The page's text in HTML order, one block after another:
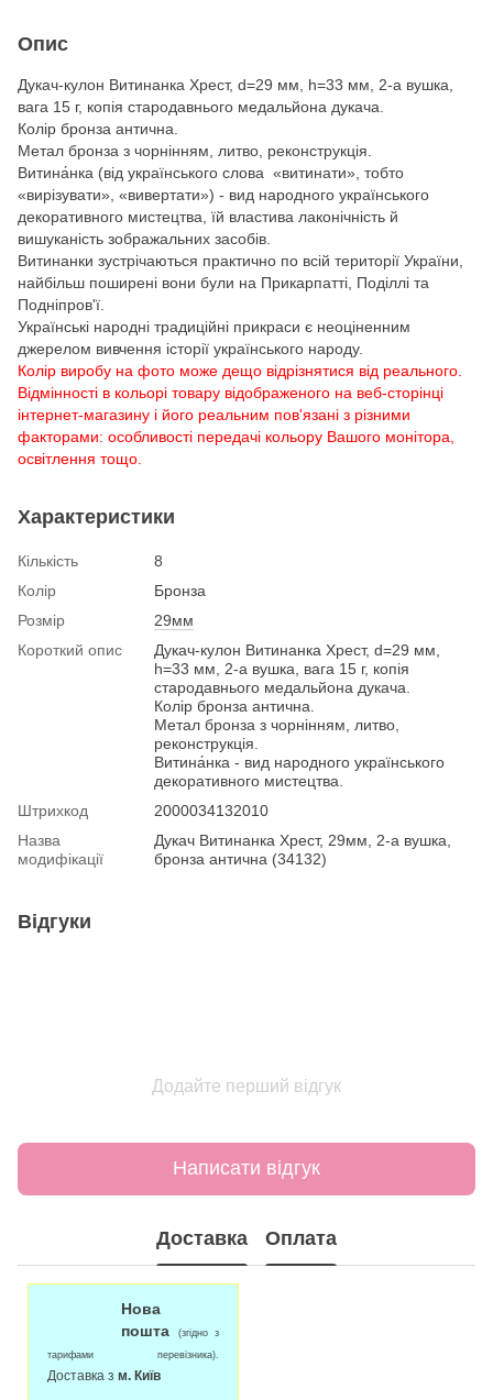
Опис
Дукач-кулон Витинанка Хрест, d=29 мм, h=33 мм, 2-а вушка,
вага 15 г, копія стародавнього медальйона дукача.
Колір бронза антична.
Метал бронза з чорнінням, литво, реконструкція.
Витина́нка (від українського слова «витинати», тобто
«вирізувати», «вивертати») - вид народного українського
декоративного мистецтва, їй властива лаконічність й
вишуканість зображальних засобів.
Витинанки зустрічаються практично по всій території України,
найбільш поширені вони були на Прикарпатті, Поділлі та
Подніпров'ї.
Українські народні традиційні прикраси є неоціненним
джерелом вивчення історії українського народу.
Колір виробу на фото може дещо відрізнятися від реального.
Відмінності в кольорі товару відображеного на веб-сторінці
інтернет-магазину і його реальним пов'язані з різними
факторами: особливості передачі кольору Вашого монітора,
освітлення тощо.
Характеристики
Кількість
8
Колір
Бронза
Розмір
29мм
Короткий опис
Дукач-кулон Витинанка Хрест, d=29 мм,
h=33 мм, 2-а вушка, вага 15 г, копія
стародавнього медальйона дукача.
Колір бронза антична.
Метал бронза з чорнінням, литво,
реконструкція.
Витина́нка - вид народного українського
декоративного мистецтва.
Штрихкод
2000034132010
Назва
модифікації
Дукач Витинанка Хрест, 29мм, 2-а вушка,
бронза антична (34132)
Відгуки
Додайте перший відгук
Написати відгук
Доставка Оплата
Нова
пошта
(згідно з
тарифами перевізника).
Доставка зм. Київ